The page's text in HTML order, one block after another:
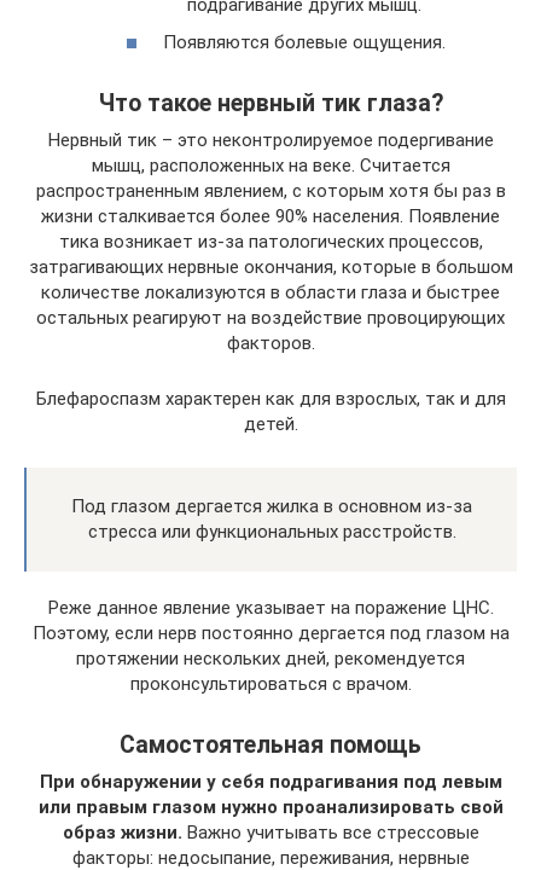
Появляются болевые ощущения.
Что такое нервный тик глаза?
Нервный тик – это неконтролируемое подергивание
мышц, расположенных на веке. Считается
распространенным явлением, с которым хотя бы раз в
жизни сталкивается более 90% населения. Появление
тика возникает из-за патологических процессов,
затрагивающих нервные окончания, которые в большом
количестве локализуются в области глаза и быстрее
остальных реагируют на воздействие провоцирующих
факторов.
Блефароспазм характерен как для взрослых, так и для
детей.
Под глазом дергается жилка в основном из-за
стресса или функциональных расстройств.
Реже данное явление указывает на поражение ЦНС.
Поэтому, если нерв постоянно дергается под глазом на
протяжении нескольких дней, рекомендуется
проконсультироваться с врачом.
Самостоятельная помощь
При обнаружении у себя подрагивания под левым
или правым глазом нужно проанализировать свой
образ жизни. Важно учитывать все стрессовые
факторы: недосыпание, переживания, нервные